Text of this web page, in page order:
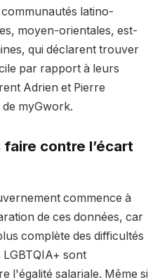
latino-
moyen-orientales, est-
qui déclarent trouver
par rapport à leurs
Adrien et Pierre
myGwork.
contre l’écart
commence à
de ces données, car
complète des difficultés
sont
l'égalité salariale. Même si